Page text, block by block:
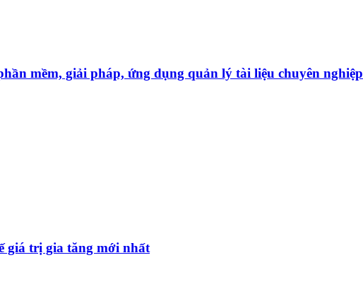
mềm, giải pháp, ứng dụng quản lý tài liệu chuyên nghiệp
giá trị gia tăng mới nhất